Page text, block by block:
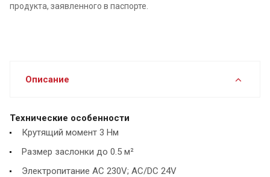
продукта, заявленного в паспорте.
Описание
Технические особенности
Крутящий момент 3 Нм
Размер заслонки до 0.5 м²
Электропитание AC 230V; AC/DC 24V